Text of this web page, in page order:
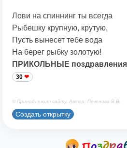
Лови на спиннинг ты всегда
Рыбешку крупную, крутую,
Пусть вынесет тебе вода
На берег рыбку золотую!
ПРИКОЛЬНЫЕ поздравления
30
© Принадлежит сайту. Автор: Печенова В.В.
Создать открытку